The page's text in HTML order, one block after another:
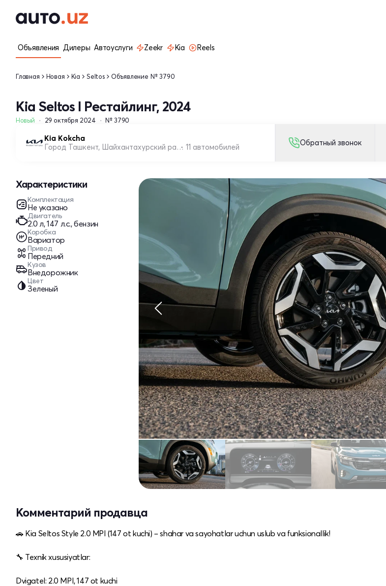
Объявления Дилеры Автоуслуги Zeekr Kia Reels
Главная Новая Kia Seltos Объявление № 3790
Kia Seltos I Рестайлинг, 2024
Новый 29 октября 2024 № 3790
Kia Kokcha
Город Ташкент, Шайхантахурский район 11 автомобилей Обратный звонок
Характеристики
Комплектация
Не указано
Двигатель
2.0 л, 147 л.с., бензин
Коробка
Вариатор
Привод
Передний
Кузов
Внедорожник
Цвет
Зеленый
Комментарий продавца
🚗 Kia Seltos Style 2.0 MPI (147 ot kuchi) – shahar va sayohatlar uchun uslub va funksionallik!
🔧 Texnik xususiyatlar:
Dvigatel: 2.0 MPI, 147 ot kuchi